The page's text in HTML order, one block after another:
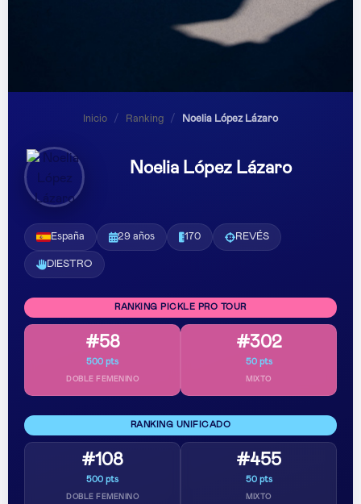
Inicio / Ranking / Noelia López Lázaro
Noelia López Lázaro
España 29 años 170 REVÉS
DIESTRO
RANKING PICKLE PRO TOUR
#58
500 pts
DOBLE FEMENINO
#302
50 pts
MIXTO
RANKING UNIFICADO
#108
500 pts
DOBLE FEMENINO
#455
50 pts
MIXTO